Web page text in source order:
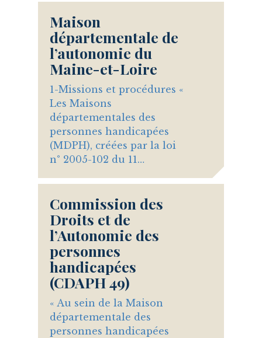
Maison
départementale de
l’autonomie du
Maine-et-Loire
1-Missions et procédures «
Les Maisons
départementales des
personnes handicapées
(MDPH), créées par la loi
n° 2005-102 du 11…
Commission des
Droits et de
l’Autonomie des
personnes
handicapées
(CDAPH 49)
« Au sein de la Maison
départementale des
personnes handicapées